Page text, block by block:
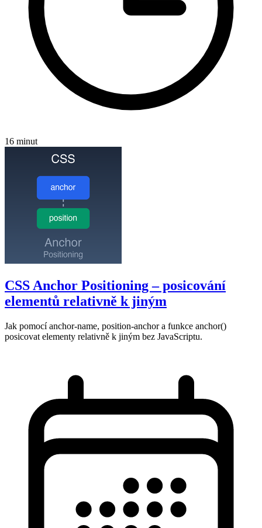
16 minut
CSS Anchor Positioning – posicování
elementů relativně k jiným
Jak pomocí anchor-name, position-anchor a funkce anchor()
posicovat elementy relativně k jiným bez JavaScriptu.